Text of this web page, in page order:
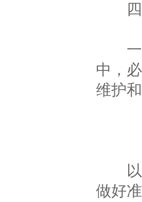
四
一旦
中，
维护
以
做好